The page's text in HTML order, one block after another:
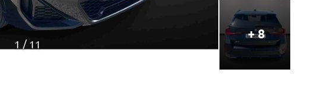
1 11
+ 8